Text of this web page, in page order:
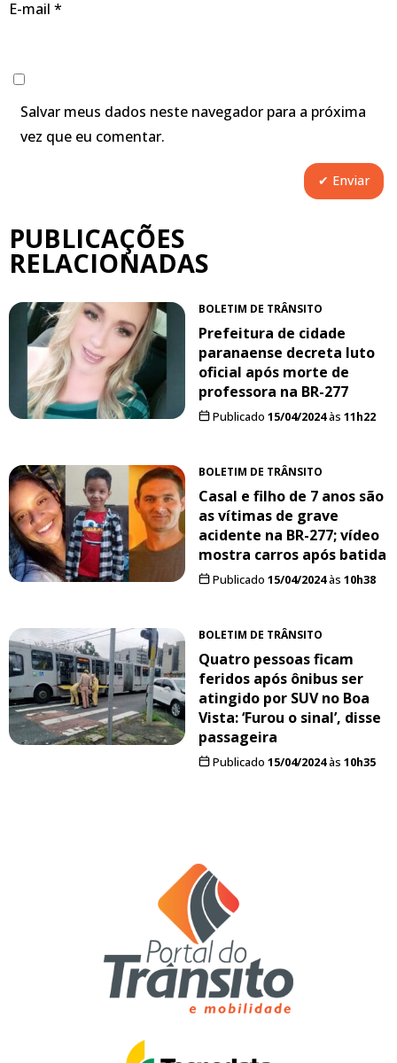
E-mail *
Salvar meus dados neste navegador para a próxima
vez que eu comentar.
PUBLICAÇÕES
RELACIONADAS
BOLETIM DE TRÂNSITO
Prefeitura de cidade
paranaense decreta luto
oficial após morte de
professora na BR-277
Publicado 15/04/2024às 11h22
BOLETIM DE TRÂNSITO
Casal e filho de 7 anos são
as vítimas de grave
acidente na BR-277; vídeo
mostra carros após batida
Publicado 15/04/2024às 10h38
BOLETIM DE TRÂNSITO
Quatro pessoas ficam
feridos após ônibus ser
atingido por SUV no Boa
Vista: ‘Furou o sinal’, disse
passageira
Publicado 15/04/2024às 10h35